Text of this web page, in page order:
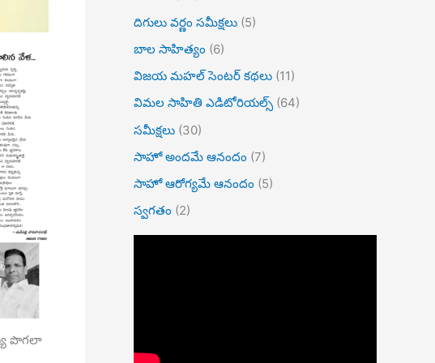
పొగలా
దిగులు వర్ణం సమీక్షలు (5)
బాల సాహిత్యం (6)
విజయ మహల్ సెంటర్ కథలు (11)
విమల సాహితి ఎడిటోరియల్స్ (64)
సమీక్షలు (30)
సాహో అందమే ఆనందం (7)
సాహో ఆరోగ్యమే ఆనందం (5)
స్వగతం (2)